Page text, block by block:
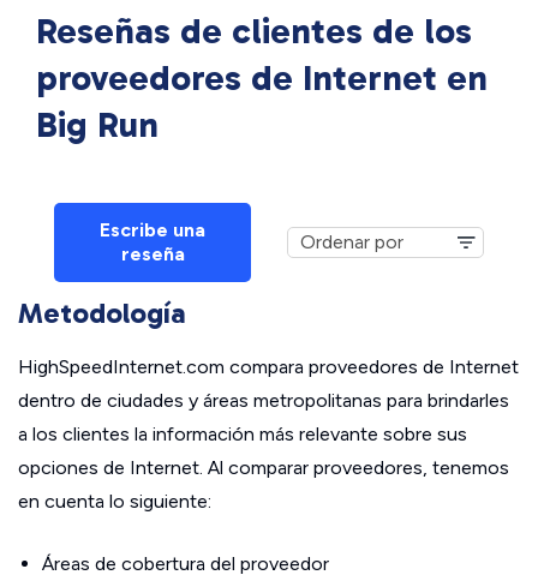
Reseñas de clientes de los
proveedores de Internet en
Big Run
Escribe una
reseña
Metodología
HighSpeedInternet.com compara proveedores de Internet
dentro de ciudades y áreas metropolitanas para brindarles
a los clientes la información más relevante sobre sus
opciones de Internet. Al comparar proveedores, tenemos
en cuenta lo siguiente:
Áreas de cobertura del proveedor